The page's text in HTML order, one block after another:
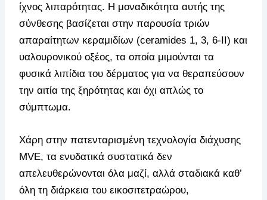
ίχνος λιπαρότητας. Η μοναδικότητα αυτής της
σύνθεσης βασίζεται στην παρουσία τριών
απαραίτητων κεραμιδίων (ceramides 1, 3, 6-II) και
υαλουρονικού οξέος, τα οποία μιμούνται τα
φυσικά λιπίδια του δέρματος για να θεραπεύσουν
την αιτία της ξηρότητας και όχι απλώς το
σύμπτωμα.
Χάρη στην πατενταρισμένη τεχνολογία διάχυσης
MVE, τα ενυδατικά συστατικά δεν
απελευθερώνονται όλα μαζί, αλλά σταδιακά καθ’
όλη τη διάρκεια του εικοσιτετραώρου,